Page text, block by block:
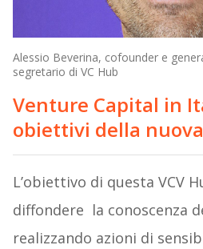
Alessio Beverina, cofounder e
segretario di VC Hub
Venture Capital in
obiettivi della
L’obiettivo di questa VCV
diffondere la conoscenza
realizzando azioni di